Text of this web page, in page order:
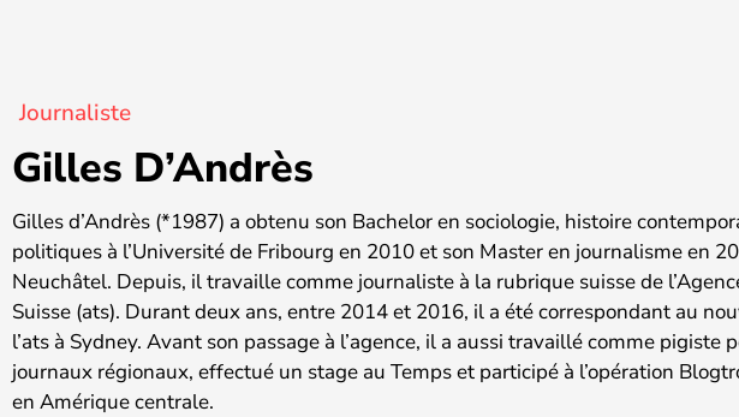
Journaliste
Gilles D’Andrès
Gilles d’Andrès (*1987) a obtenu son Bachelor en sociologie, histoire
politiques à l’Université de Fribourg en 2010 et son Master en journalisme en
Neuchâtel. Depuis, il travaille comme journaliste à la rubrique suisse de
Suisse (ats). Durant deux ans, entre 2014 et 2016, il a été correspondant au
l’ats à Sydney. Avant son passage à l’agence, il a aussi travaillé comme pigiste
journaux régionaux, effectué un stage au Temps et participé à l’opération
en Amérique centrale.